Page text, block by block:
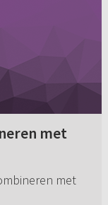
met
met